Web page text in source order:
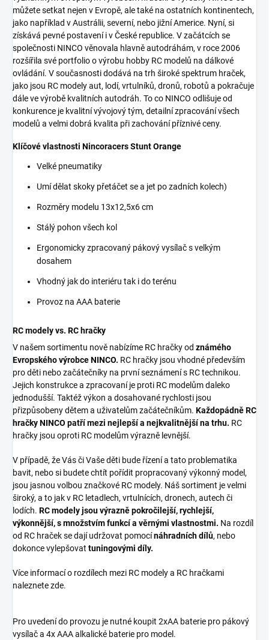
můžete setkat nejen v Evropě, ale také na ostatních kontinentech,
jako například v Austrálii, severní, nebo jižní Americe. Nyní, si
získává pevné postavení i v České republice. V začátcích se
společnosti NINCO věnovala hlavně autodráhám, v roce 2006
rozšířila své portfolio o výrobu hobby RC modelů na dálkové
ovládání. V současnosti dodává na trh široké spektrum hraček,
jako jsou RC modely aut, lodí, vrtulníků, dronů, robotů a pokračuje
dále ve výrobě kvalitních autodráh. To co NINCO odlišuje od
konkurence je kvalitní vývojový tým, detailní zpracování všech
modelů a velmi dobrá kvalita při zachování příznivé ceny.
Klíčové vlastnosti Nincoracers Stunt Orange
Velké pneumatiky
Umí dělat skoky přetáčet se a jet po zadních kolech)
Rozměry modelu 13x12,5x6 cm
Stálý pohon všech kol
Ergonomicky zpracovaný pákový vysílač s velkým
dosahem
Vhodný jak do interiéru tak i do terénu
Provoz na AAA baterie
RC modely vs. RC hračky
V našem sortimentu nově nabízíme RC hračky od známého
Evropského výrobce NINCO. RC hračky jsou vhodné především
pro děti nebo začátečníky na první seznámení s RC technikou.
Jejich konstrukce a zpracovaní je proti RC modelům daleko
jednodušší. Taktéž výkon a dosahované rychlosti jsou
přizpůsobeny dětem a uživatelům začátečníkům. Každopádně RC
hračky NINCO patří mezi nejlepší a nejkvalitnější na trhu. RC
hračky jsou oproti RC modelům výrazně levnější.
V případě, že Vás či Vaše děti bude řízení a tato problematika
bavit, nebo si budete chtít pořídit propracovaný výkonný model,
jsou jasnou volbou značkové RC modely. Náš sortiment je velmi
široký, a to jak v RC letadlech, vrtulnících, dronech, autech či
lodích. RC modely jsou výrazně pokročilejší, rychlejší,
výkonnější, s množstvím funkcí a věrnými vlastnostmi. Na rozdíl
od RC hraček se dají udržovat pomocínáhradních dílů, nebo
dokonce vylepšovat tuningovými díly.
Více informací o rozdílech mezi RC modely a RC hračkami
naleznete zde.
Pro uvedení do provozu je nutné koupit 2xAA baterie pro pákový
vysílač a 4x AAA alkalické baterie pro model.